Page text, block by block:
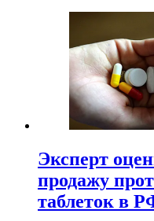
Эксперт
продажу
таблеток в